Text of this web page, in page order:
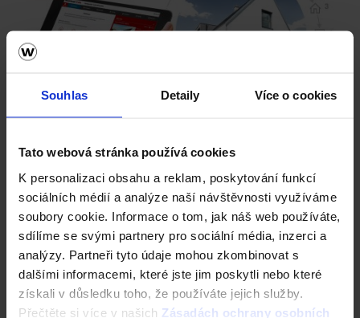
Souhlas Detaily Více o cookies
Tato webová stránka používá cookies
K personalizaci obsahu a reklam, poskytování funkcí
sociálních médií a analýze naší návštěvnosti využíváme
soubory cookie. Informace o tom, jak náš web používáte,
sdílíme se svými partnery pro sociální média, inzerci a
analýzy. Partneři tyto údaje mohou zkombinovat s
dalšími informacemi, které jste jim poskytli nebo které
získali v důsledku toho, že používáte jejich služby.
Přečtěte si více v našich Zásadách ochrany osobních
Vezměte stavbu do vlastních rukou. Online.
Vyzkoušejte ZDARMA návrh domu za 5 minut
Cena domu v reálném čase
3D vizualizace
Komplexní nastavení
a mnohem více
ZAČÍT NOVOU KONFIGURACI